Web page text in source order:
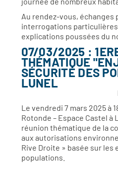
Au rendez-vous, échanges
interrogations
explications poussées du
07/03/2025 :
THÉMATIQUE
SÉCURITÉ DES
LUNEL
Le vendredi 7 mars 2025 à
Rotonde – Espace Castel à
réunion thématique de la
aux autorisations
Rive Droite » basée sur les
populations.